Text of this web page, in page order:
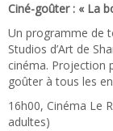
Ciné-goûter : « La
Un programme de
Studios d’Art de
cinéma. Projection
goûter à tous les
16h00, Cinéma Le
adultes)